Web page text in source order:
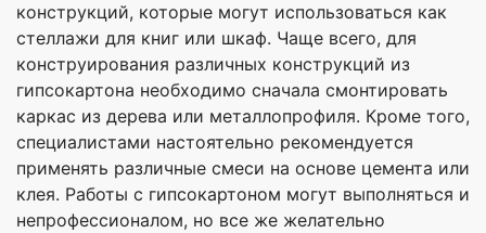
конструкций, которые могут использоваться как
стеллажи для книг или шкаф. Чаще всего, для
конструирования различных конструкций из
гипсокартона необходимо сначала смонтировать
каркас из дерева или металлопрофиля. Кроме того,
специалистами настоятельно рекомендуется
применять различные смеси на основе цемента или
клея. Работы с гипсокартоном могут выполняться и
непрофессионалом, но все же желательно